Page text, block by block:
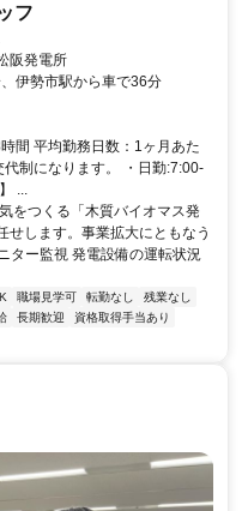
フ
阪発電所
伊勢市駅から車で36分
間 平均勤務日数：1ヶ月あた
制になります。 ・日勤:7:00-
...
をつくる「木質バイオマス発
せします。事業拡大にともなう
ター監視 発電設備の運転状況
職場見学可 転勤なし
残業なし
長期歓迎
資格取得手当あり